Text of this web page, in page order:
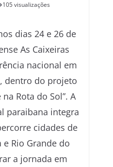
105 visualizações
dias 24 e 26 de
As Caixeiras
nacional em
dentro do projeto
Rota do Sol”. A
paraibana integra
cidades de
Rio Grande do
a jornada em